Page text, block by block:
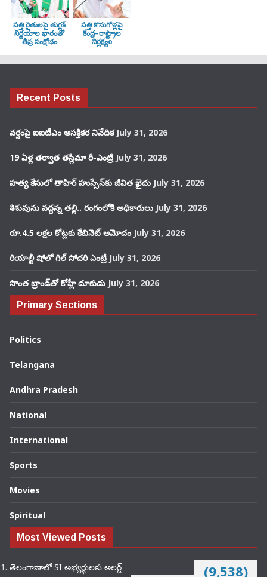
పత్తి రైతులపై తుగ్లక్‌
నిర్ణయాల భారంతో
తీవ్ర సంక్షోభం
పత్తి కొనుగోళ్లపై
కేంద్ర–రాష్ట్రాల
నిర్లక్ష్యo
Recent Posts
వర్షంపై ఐఐటీఎం ఆసక్తికర నివేదిక July 31, 2026
19 ఏళ్ల తర్వాత తస్లీమా రీ-ఎంట్రీ July 31, 2026
హత్య కేసులో తాహిర్ హుస్సేన్‌కు జీవిత ఖైదు July 31, 2026
శిశువును వద్దన్న తల్లి.. రంగంలోకి అధికారులు July 31, 2026
రూ.4.5 లక్షల కోట్లకు కేబినెట్ ఆమోదం July 31, 2026
రియాల్టీ షోలో గిల్ సోదరి ఎంట్రీ July 31, 2026
సొంత బ్రాండ్‌తో కోహ్లీ దూకుడు July 31, 2026
Primary Sections
Politics
Telangana
Andhra Pradesh
National
International
Sports
Movies
Spiritual
Most Viewed Posts
తెలంగాణాలో SI అభ్యర్థులకు అలర్ట్ (9,538)